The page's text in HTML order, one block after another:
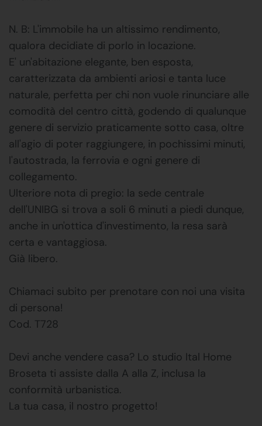
N. B: L'immobile ha un altissimo rendimento,
qualora decidiate di porlo in locazione.
E' un'abitazione elegante, ben esposta,
caratterizzata da ambienti ariosi e tanta luce
naturale, perfetta per chi non vuole rinunciare alle
comodità del centro città, godendo di qualunque
genere di servizio praticamente sotto casa, oltre
all'agio di poter raggiungere, in pochissimi minuti,
l'autostrada, la ferrovia e ogni genere di
collegamento.
Ulteriore nota di pregio: la sede centrale
dell'UNIBG si trova a soli 6 minuti a piedi dunque,
anche in un'ottica d'investimento, la resa sarà
certa e vantaggiosa.
Già libero.
Chiamaci subito per prenotare con noi una visita
di persona!
Cod. T728
Devi anche vendere casa? Lo studio Ital Home
Broseta ti assiste dalla A alla Z, inclusa la
conformità urbanistica.
La tua casa, il nostro progetto!